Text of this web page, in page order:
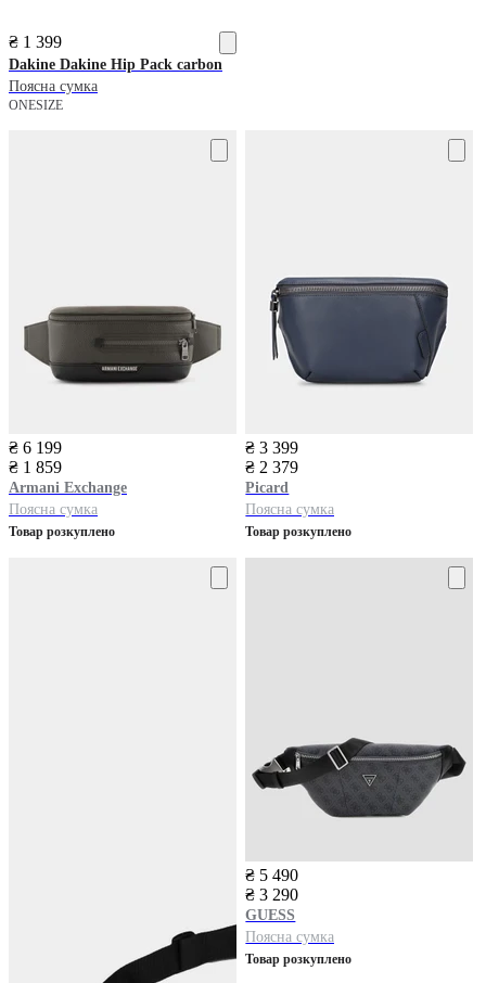
₴ 1 399
Dakine Dakine Hip Pack carbon
Поясна сумка
ONESIZE
₴ 6 199
₴ 1 859
Armani Exchange
Поясна сумка
Товар розкуплено
₴ 3 399
₴ 2 379
Picard
Поясна сумка
Товар розкуплено
₴ 5 490
₴ 3 290
GUESS
Поясна сумка
Товар розкуплено